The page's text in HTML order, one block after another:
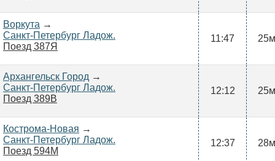
Воркута →
Санкт-Петербург Ладож.
Поезд 387Я
11:47 25м
Архангельск Город →
Санкт-Петербург Ладож.
Поезд 389В
12:12 25м
Кострома-Новая →
Санкт-Петербург Ладож.
Поезд 594М
12:37 28м